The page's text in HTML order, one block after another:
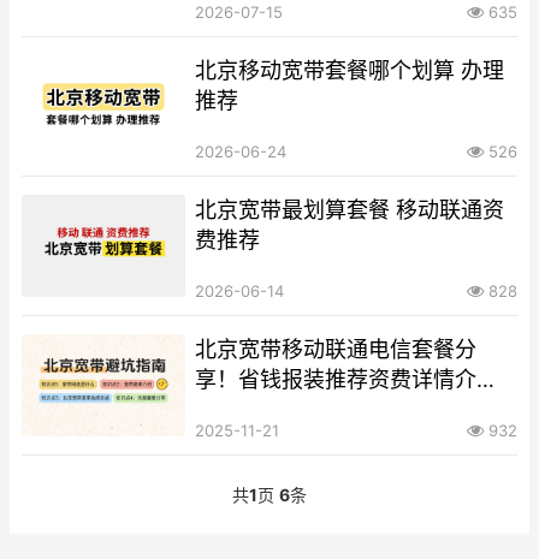
2026-07-15 635
北京移动宽带套餐哪个划算 办理
推荐
2026-06-24 526
北京宽带最划算套餐 移动联通资
费推荐
2026-06-14 828
北京宽带移动联通电信套餐分
享！省钱报装推荐资费详情介
2025-11-21 932
共1页 6条